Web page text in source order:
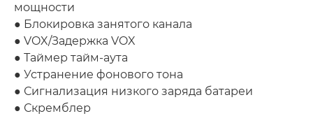
мощности
● Блокировка занятого канала
● VOX/Задержка VOX
● Таймер тайм-аута
● Устранение фонового тона
● Сигнализация низкого заряда батареи
● Скремблер